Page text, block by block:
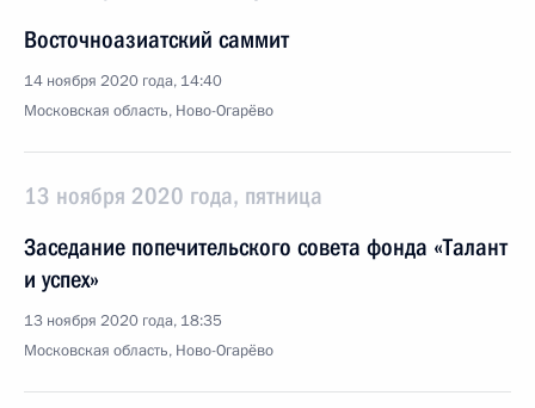
Восточноазиатский саммит
14 ноября 2020 года, 14:40
Московская область, Ново-Огарёво
13 ноября 2020 года, пятница
Заседание попечительского совета фонда «Талант
и успех»
13 ноября 2020 года, 18:35
Московская область, Ново-Огарёво